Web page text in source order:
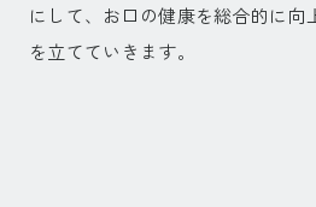
にして、お口の健康を総合的に向
を立てていきます。